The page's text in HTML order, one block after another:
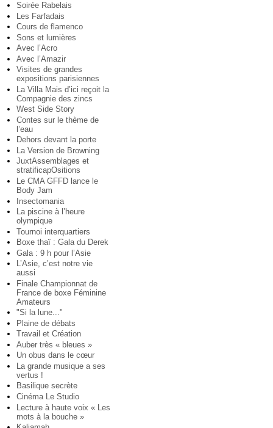
Soirée Rabelais
Les Farfadais
Cours de flamenco
Sons et lumières
Avec l’Acro
Avec l’Amazir
Visites de grandes
expositions parisiennes
La Villa Mais d’ici reçoit la
Compagnie des zincs
West Side Story
Contes sur le thème de
l’eau
Dehors devant la porte
La Version de Browning
JuxtAssemblages et
stratificapOsitions
Le CMA GFFD lance le
Body Jam
Insectomania
La piscine à l’heure
olympique
Tournoi interquartiers
Boxe thaï : Gala du Derek
Gala : 9 h pour l’Asie
L’Asie, c’est notre vie
aussi
Finale Championnat de
France de boxe Féminine
Amateurs
"Si la lune..."
Plaine de débats
Travail et Création
Auber très « bleues »
Un obus dans le cœur
La grande musique a ses
vertus !
Basilique secrète
Cinéma Le Studio
Lecture à haute voix « Les
mots à la bouche »